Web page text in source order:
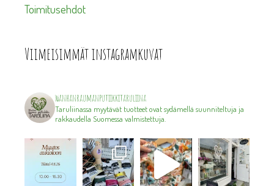
Toimitusehdot
Viimeisimmät instagramkuvat
wanhanraumanputiikkitaruliina
Taruliinassa myytävät tuotteet ovat sydämellä suunniteltuja ja
rakkaudella Suomessa valmistettuja.